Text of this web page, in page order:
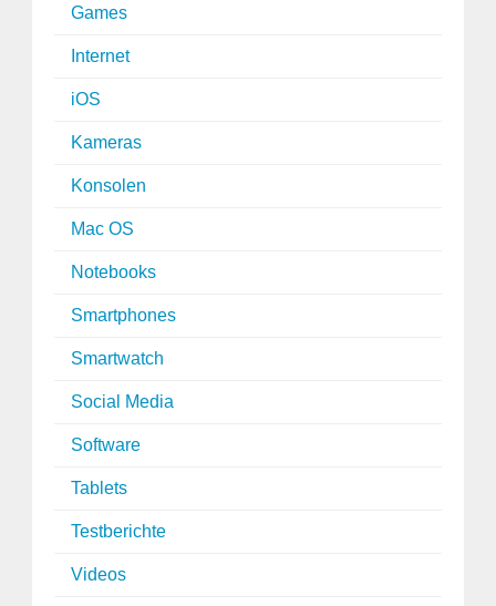
Games
Internet
iOS
Kameras
Konsolen
Mac OS
Notebooks
Smartphones
Smartwatch
Social Media
Software
Tablets
Testberichte
Videos